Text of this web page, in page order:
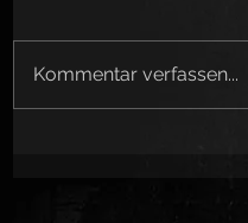
Kommentar verfassen...